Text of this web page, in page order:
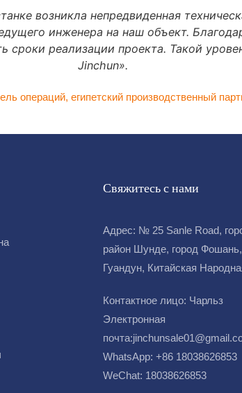
операций, египетский производственный
возникла непредвиденная
инженера на наш объект.
реализации проекта. Такой
Jinchun».
Свяжитесь с нами
Адрес: № 25 Sanle Road,
район Шунде, город
Гуандун, Китайская
Контактное лицо: Чарльз
Электронная
почта:
WhatsApp: +86 18038626853
WeChat: 18038626853